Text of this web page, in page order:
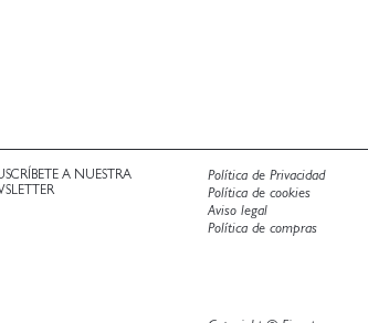
A NUESTRA
Política de Privacidad
Política de cookies
Aviso legal
Política de compras